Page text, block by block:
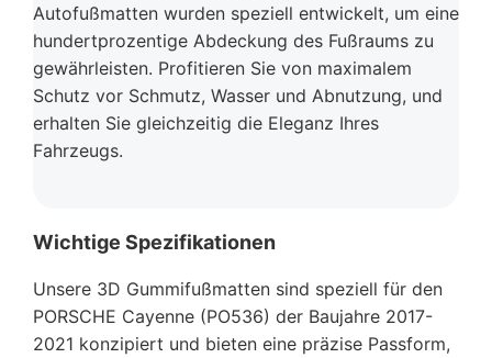
Autofußmatten wurden speziell entwickelt, um eine
hundertprozentige Abdeckung des Fußraums zu
gewährleisten. Profitieren Sie von maximalem
Schutz vor Schmutz, Wasser und Abnutzung, und
erhalten Sie gleichzeitig die Eleganz Ihres
Fahrzeugs.
Wichtige Spezifikationen
Unsere 3D Gummifußmatten sind speziell für den
PORSCHE Cayenne (PO536) der Baujahre 2017-
2021 konzipiert und bieten eine präzise Passform,